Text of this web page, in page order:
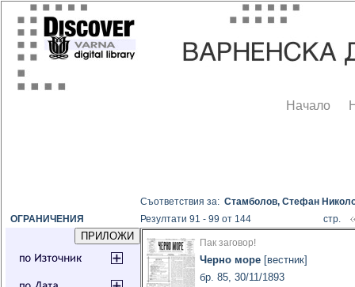
Начало
ОГРАНИЧЕНИЯ
Съответствия за:Стамболов, Стефан
Резултати 91 - 99 от 144
стр.
Пак заговор!
Черно море [вестник]
бр. 85, 30/11/1893